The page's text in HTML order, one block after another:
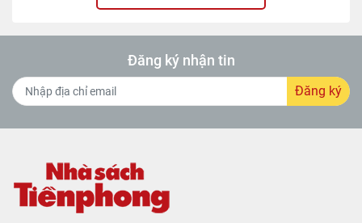
Đăng ký nhận tin
Đăng ký